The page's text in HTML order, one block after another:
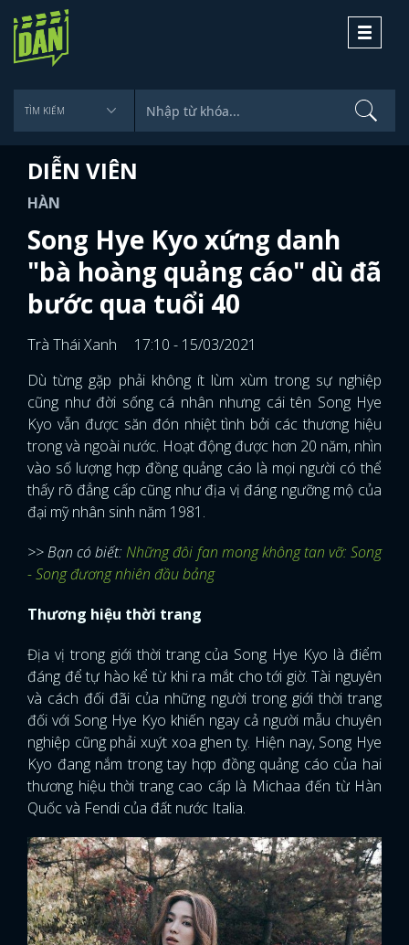
Toggle
DIỄN VIÊN
HÀN
Song Hye Kyo xứng danh
"bà hoàng quảng cáo" dù đã
bước qua tuổi 40
Trà Thái Xanh
17:10 - 15/03/2021
Dù từng gặp phải không ít lùm xùm trong sự nghiệp
cũng như đời sống cá nhân nhưng cái tên Song Hye
Kyo vẫn được săn đón nhiệt tình bởi các thương hiệu
trong và ngoài nước. Hoạt động được hơn 20 năm, nhìn
vào số lượng hợp đồng quảng cáo là mọi người có thể
thấy rõ đẳng cấp cũng như địa vị đáng ngưỡng mộ của
đại mỹ nhân sinh năm 1981.
>> Bạn có biết:Những đôi fan mong không tan vỡ: Song
- Song đương nhiên đầu bảng
Thương hiệu thời trang
Địa vị trong giới thời trang của Song Hye Kyo là điểm
đáng để tự hào kể từ khi ra mắt cho tới giờ. Tài nguyên
và cách đối đãi của những người trong giới thời trang
đối với Song Hye Kyo khiến ngay cả người mẫu chuyên
nghiệp cũng phải xuýt xoa ghen tỵ. Hiện nay, Song Hye
Kyo đang nắm trong tay hợp đồng quảng cáo của hai
thương hiệu thời trang cao cấp là Michaa đến từ Hàn
Quốc và Fendi của đất nước Italia.